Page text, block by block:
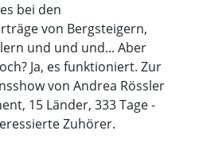
bei den
von Bergsteigern,
und und und... Aber
Ja, es funktioniert. Zur
von Andrea Rössler
15 Länder, 333 Tage -
Zuhörer.